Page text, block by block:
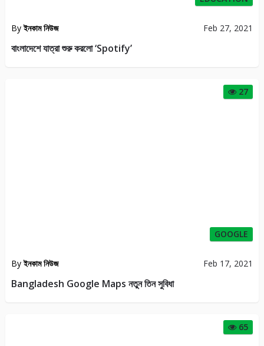
Byইনকাম নিউজ Feb 27, 2021
বাংলাদেশে যাত্রা শুরু করলো ‘Spotify’
27
GOOGLE
Byইনকাম নিউজ Feb 17, 2021
Bangladesh Google Maps নতুন তিন সুবিধা
65